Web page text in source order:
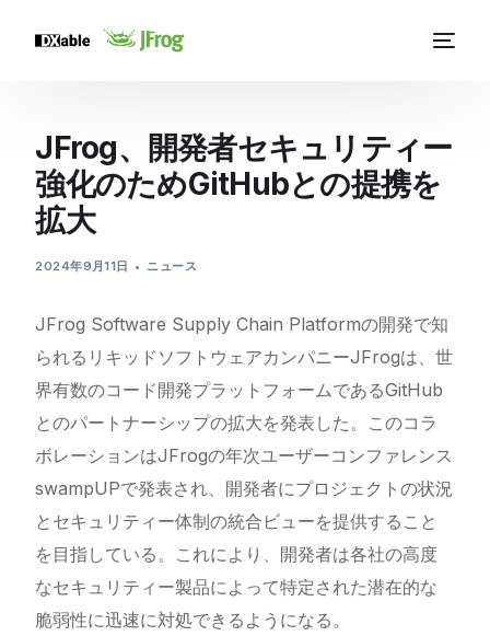
JFrog、開発者セキュリティー
強化のためGitHubとの提携を
拡大
2024年9月11日 ニュース
JFrog Software Supply Chain Platformの開発で知
られるリキッドソフトウェアカンパニーJFrogは、世
界有数のコード開発プラットフォームであるGitHub
とのパートナーシップの拡大を発表した。このコラ
ボレーションはJFrogの年次ユーザーコンファレンス
swampUPで発表され、開発者にプロジェクトの状況
とセキュリティー体制の統合ビューを提供すること
を目指している。これにより、開発者は各社の高度
なセキュリティー製品によって特定された潜在的な
脆弱性に迅速に対処できるようになる。